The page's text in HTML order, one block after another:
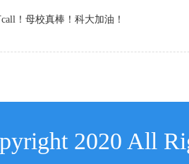
！母校真棒！科大加油！
2020 All